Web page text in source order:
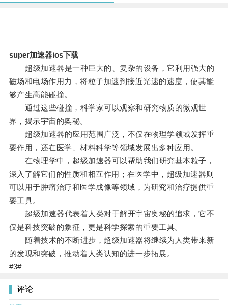
super加速器ios下载
超级加速器是一种巨大的、复杂的设备，它利用强大的
磁场和电场作用力，将粒子加速到接近光速的速度，使其能
够产生高能碰撞。
通过这些碰撞，科学家可以观察和研究物质的微观世
界，揭示宇宙的奥秘。
超级加速器的应用范围广泛，不仅在物理学领域发挥重
要作用，还在医学、材料科学等领域发展出多种应用。
在物理学中，超级加速器可以帮助我们研究基本粒子，
深入了解它们的性质和相互作用；在医学中，超级加速器则
可以用于肿瘤治疗和医学成像等领域，为研究和治疗提供重
要工具。
超级加速器代表着人类对于解开宇宙奥秘的追求，它不
仅是科技突破的象征，更是科学探索的重要工具。
随着技术的不断进步，超级加速器将继续为人类带来新
的发现和突破，推动着人类认知的进一步拓展。
#3#
评论